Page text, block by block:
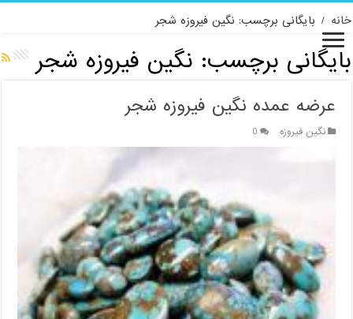
خانه / بایگانی برچسب: نگین فیروزه شجر
بایگانی برچسب: نگین فیروزه شجر
عرضه عمده نگین فیروزه شجر
نگین فیروزه 0